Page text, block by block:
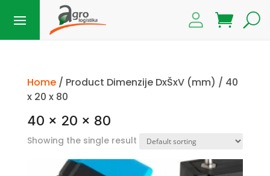
Home/ Product Dimenzije DxŠxV (mm) / 40
x 20 x 80
40 x 20 x 80
Showing the single result